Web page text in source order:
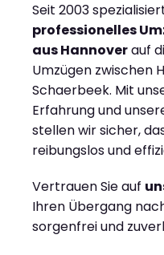
Seit 2003
professionelles
aus Hannoverauf
Umzügen zwischen
Schaerbeek. Mit
Erfahrung und
stellen wir sicher,
reibungslos und
Vertrauen Sie auf
Ihren Übergang
sorgenfrei und